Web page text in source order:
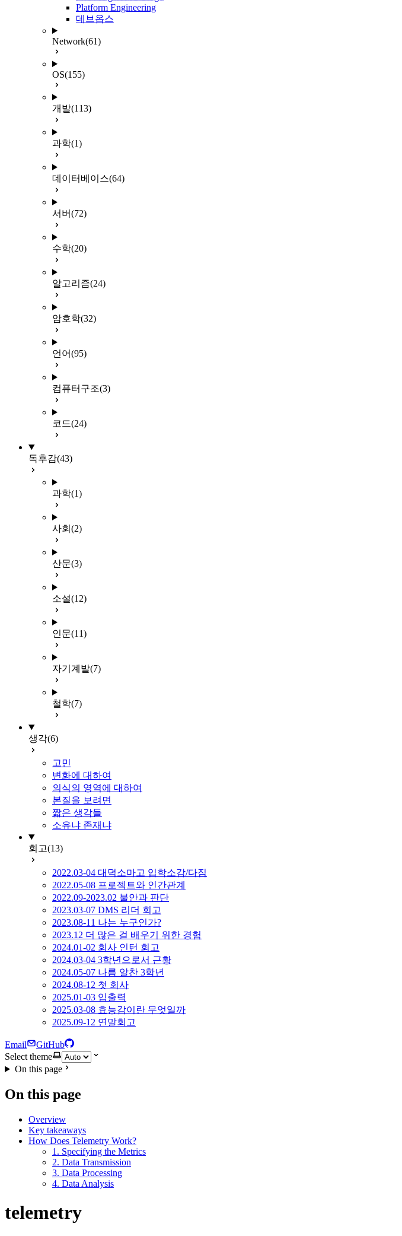
Platform Engineering
데브옵스
Network(61)
OS(155)
개발(113)
과학(1)
데이터베이스(64)
서버(72)
수학(20)
알고리즘(24)
암호학(32)
언어(95)
컴퓨터구조(3)
코드(24)
독후감(43)
과학(1)
사회 (2)
산문(3)
소설(12)
인문(11)
자기계발(7)
철학(7)
생각(6)
고민
변화에 대하여
의식의 영역에 대하여
본질을 보려면
짧은 생각들
소유냐 존재냐
회고(13)
2022.03-04 대덕소마고 입학소감/다짐
2022.05-08 프로젝트와 인간관계
2022.09-2023.02 불안과 판단
2023.03-07 DMS 리더 회고
2023.08-11 나는 누구인가?
2023.12 더 많은 걸 배우기 위한 경험
2024.01-02 회사 인턴 회고
2024.03-04 3학년으로서 근황
2024.05-07 나름 알찬 3학년
2024.08-12 첫 회사
2025.01-03 입출력
2025.03-08 효능감이란 무엇일까
2025.09-12 연말회고
Email
GitHub
Select theme
On this page
On this page
Overview
Key takeaways
How Does Telemetry Work?
1. Specifying the Metrics
2. Data Transmission
3. Data Processing
4. Data Analysis
telemetry